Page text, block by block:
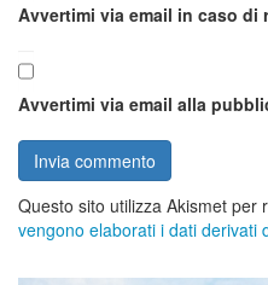
Avvertimi via email in caso di
Avvertimi via email alla
Questo sito utilizza Akismet per
vengono elaborati i dati derivati